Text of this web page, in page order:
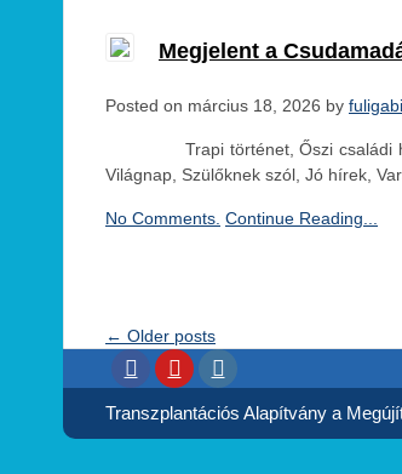
Megjelent a
Posted on március 18, 2026 by fuligabi
Trapi történet, Őszi családi
Világnap, Szülőknek szól, Jó hírek,
No Comments. Continue Reading...
← Older posts
Transzplantációs Alapítvány a